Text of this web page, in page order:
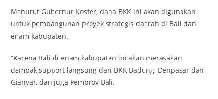
Menurut Gubernur Koster, dana BKK ini akan digunakan
untuk pembangunan proyek strategis daerah di Bali dan
enam kabupaten.
“Karena Bali di enam kabupaten ini akan merasakan
dampak support langsung dari BKK Badung, Denpasar dan
Gianyar, dan juga Pemprov Bali.